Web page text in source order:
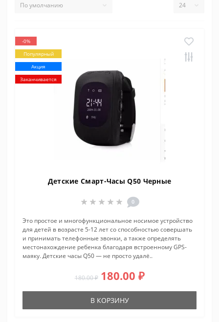
-0%
Популярный
Акция
Заканчивается
Детские Смарт-Часы Q50 Черные
0
Это простое и многофункциональное носимое устройство
для детей в возрасте 5-12 лет со способностью совершать
и принимать телефонные звонки, а также определять
местонахождение ребенка благодаря встроенному GPS-
маяку. Детские часы Q50 — не просто удалё..
180.00 ₽ 180.00 ₽
В КОРЗИНУ